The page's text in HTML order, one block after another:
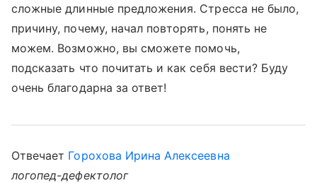
сложные длинные предложения. Стресса не было,
причину, почему, начал повторять, понять не
можем. Возможно, вы сможете помочь,
подсказать что почитать и как себя вести? Буду
очень благодарна за ответ!
Отвечает Горохова Ирина Алексеевна
логопед-дефектолог